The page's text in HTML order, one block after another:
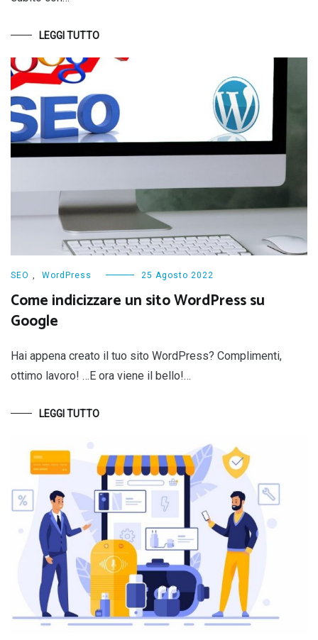
LEGGI TUTTO
SEO WordPress 25 Agosto 2022
Come indicizzare un sito WordPress su
Google
Hai appena creato il tuo sito WordPress? Complimenti,
ottimo lavoro! …E ora viene il bello!…
LEGGI TUTTO